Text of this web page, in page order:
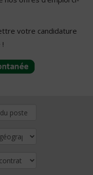
votre candidature